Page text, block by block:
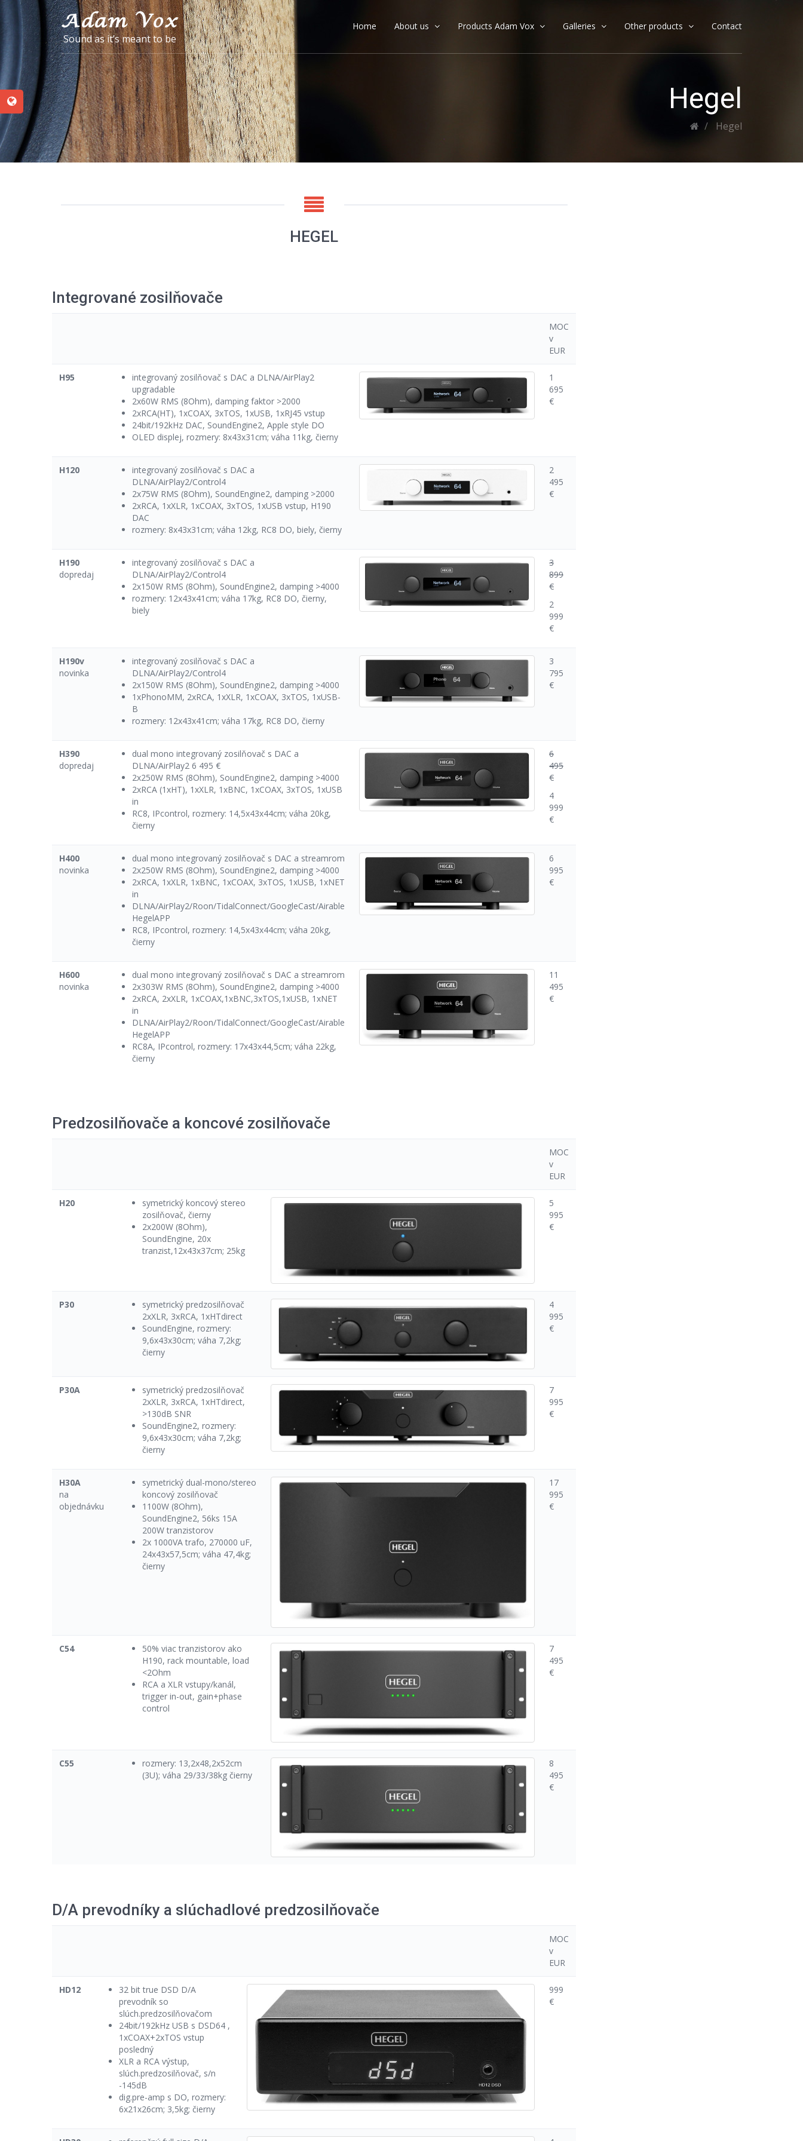
Sound as it’s meant to be
Home About us Products Adam Vox Galleries Other products Contact
Hegel
Hegel
HEGEL
Integrované zosilňovače
MOC
v
EUR
H95
integrovaný zosilňovač s DAC a DLNA/AirPlay2
upgradable
2x60W RMS (8Ohm), damping faktor >2000
2xRCA(HT), 1xCOAX, 3xTOS, 1xUSB, 1xRJ45 vstup
24bit/192kHz DAC, SoundEngine2, Apple style DO
OLED displej, rozmery: 8x43x31cm; váha 11kg, čierny
1
695
€
H120
integrovaný zosilňovač s DAC a
DLNA/AirPlay2/Control4
2x75W RMS (8Ohm), SoundEngine2, damping >2000
2xRCA, 1xXLR, 1xCOAX, 3xTOS, 1xUSB vstup, H190
DAC
rozmery: 8x43x31cm; váha 12kg, RC8 DO, biely, čierny
2
495
€
H190
dopredaj
integrovaný zosilňovač s DAC a
DLNA/AirPlay2/Control4
2x150W RMS (8Ohm), SoundEngine2, damping >4000
rozmery: 12x43x41cm; váha 17kg, RC8 DO, čierny,
biely
3
899
€
2
999
€
H190v
novinka
integrovaný zosilňovač s DAC a
DLNA/AirPlay2/Control4
2x150W RMS (8Ohm), SoundEngine2, damping >4000
1xPhonoMM, 2xRCA, 1xXLR, 1xCOAX, 3xTOS, 1xUSB-
B
rozmery: 12x43x41cm; váha 17kg, RC8 DO, čierny
3
795
€
H390
dopredaj
dual mono integrovaný zosilňovač s DAC a
DLNA/AirPlay2 6 495 €
2x250W RMS (8Ohm), SoundEngine2, damping >4000
2xRCA (1xHT), 1xXLR, 1xBNC, 1xCOAX, 3xTOS, 1xUSB
in
RC8, IPcontrol, rozmery: 14,5x43x44cm; váha 20kg,
čierny
6
495
€
4
999
€
H400
novinka
dual mono integrovaný zosilňovač s DAC a streamrom
2x250W RMS (8Ohm), SoundEngine2, damping >4000
2xRCA, 1xXLR, 1xBNC, 1xCOAX, 3xTOS, 1xUSB, 1xNET
in
DLNA/AirPlay2/Roon/TidalConnect/GoogleCast/Airable
HegelAPP
RC8, IPcontrol, rozmery: 14,5x43x44cm; váha 20kg,
čierny
6
995
€
H600
novinka
dual mono integrovaný zosilňovač s DAC a streamrom
2x303W RMS (8Ohm), SoundEngine2, damping >4000
2xRCA, 2xXLR, 1xCOAX,1xBNC,3xTOS,1xUSB, 1xNET
in
DLNA/AirPlay2/Roon/TidalConnect/GoogleCast/Airable
HegelAPP
RC8A, IPcontrol, rozmery: 17x43x44,5cm; váha 22kg,
čierny
11
495
€
Predzosilňovače a koncové zosilňovače
MOC
v
EUR
H20
symetrický koncový stereo
zosilňovač, čierny
2x200W (8Ohm),
SoundEngine, 20x
tranzist,12x43x37cm; 25kg
5
995
€
P30
symetrický predzosilňovač
2xXLR, 3xRCA, 1xHTdirect
SoundEngine, rozmery:
9,6x43x30cm; váha 7,2kg;
čierny
4
995
€
P30A
symetrický predzosilňovač
2xXLR, 3xRCA, 1xHTdirect,
>130dB SNR
SoundEngine2, rozmery:
9,6x43x30cm; váha 7,2kg;
čierny
7
995
€
H30A
na
objednávku
symetrický dual-mono/stereo
koncový zosilňovač
1100W (8Ohm),
SoundEngine2, 56ks 15A
200W tranzistorov
2x 1000VA trafo, 270000 uF,
24x43x57,5cm; váha 47,4kg;
čierny
17
995
€
C54
50% viac tranzistorov ako
H190, rack mountable, load
<2Ohm
RCA a XLR vstupy/kanál,
trigger in-out, gain+phase
control
7
495
€
C55
rozmery: 13,2x48,2x52cm
(3U); váha 29/33/38kg čierny
8
495
€
D/A prevodníky a slúchadlové predzosilňovače
MOC
v
EUR
HD12
32 bit true DSD D/A
prevodník so
slúch.predzosilňovačom
24bit/192kHz USB s DSD64 ,
1xCOAX+2xTOS vstup
posledný
XLR a RCA výstup,
slúch.predzosilňovač, s/n
-145dB
dig.pre-amp s DO, rozmery:
6x21x26cm; 3,5kg; čierny
999
€